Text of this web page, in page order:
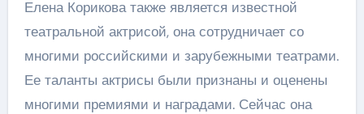
Елена Корикова также является известной
театральной актрисой, она сотрудничает со
многими российскими и зарубежными театрами.
Ее таланты актрисы были признаны и оценены
многими премиями и наградами. Сейчас она